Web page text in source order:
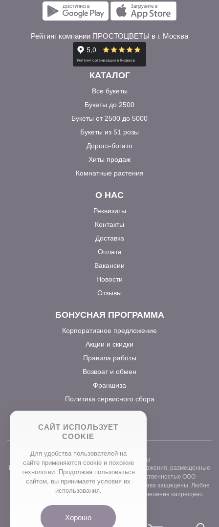
Рейтинг компании ПРОСТОЦВЕТЫ в г. Москва
КАТАЛОГ
Все букеты
Букеты до 2500
Букеты от 2500 до 5000
Букеты из 51 розы
Дорого-богато
Хиты продаж
Комнатные растения
О НАС
Реквизиты
Контакты
Доставка
Оплата
Вакансии
Новости
Отзывы
БОНУСНАЯ ПРОГРАММА
Корпоративное предложение
Акции и скидки
Правила работы
Возврат и обмен
Франшиза
Политика сервисного сбора
www.prostocvet.ru
Вся текстовая информация и графические изображения, размещенные
на сайте интернет-магазина, являются собственностью ООО
«ПРОСТОБУКЕТ» ОГРН 1157746211248. Все права защищены. Любое
использование контента без письменного разрешения запрещено.
САЙТ ИСПОЛЬЗУЕТ
COOKIE
Для удобства пользователей на
сайте применяются сookie и похожие
технологии. Продолжая пользоваться
сайтом, вы принимаете условия их
использования.
Хорошо